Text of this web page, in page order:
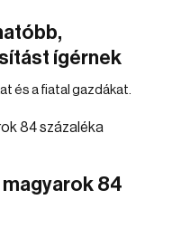
ígérnek
és a fiatal gazdákat.
84